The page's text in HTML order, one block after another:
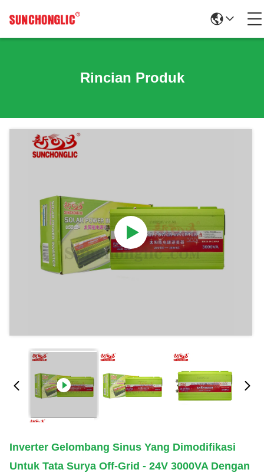
Rincian Produk
Inverter Gelombang Sinus Yang Dimodifikasi
Untuk Tata Surya Off-Grid - 24V 3000VA Dengan